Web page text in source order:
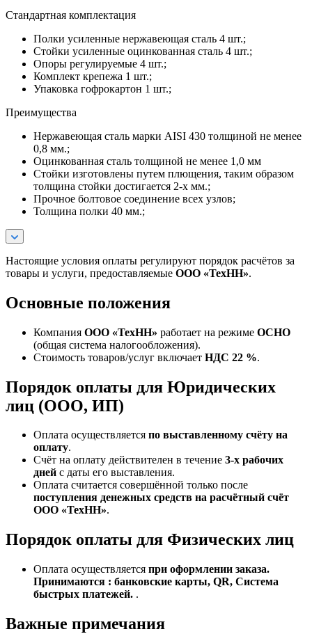
Стандартная комплектация
Полки усиленные нержавеющая сталь 4 шт.;
Стойки усиленные оцинкованная сталь 4 шт.;
Опоры регулируемые 4 шт.;
Комплект крепежа 1 шт.;
Упаковка гофрокартон 1 шт.;
Преимущества
Нержавеющая сталь марки AISI 430 толщиной не менее
0,8 мм.;
Оцинкованная сталь толщиной не менее 1,0 мм
Стойки изготовлены путем плющения, таким образом
толщина стойки достигается 2-х мм.;
Прочное болтовое соединение всех узлов;
Толщина полки 40 мм.;
Настоящие условия оплаты регулируют порядок расчётов за
товары и услуги, предоставляемые ООО «ТехНН».
Основные положения
Компания ООО «ТехНН» работает на режиме ОСНО
(общая система налогообложения).
Стоимость товаров/услуг включает НДС 22 %.
Порядок оплаты для Юридических
лиц (ООО, ИП)
Оплата осуществляется по выставленному счёту на
оплату.
Счёт на оплату действителен в течение 3‑х рабочих
дней с даты его выставления.
Оплата считается совершённой только после
поступления денежных средств на расчётный счёт
ООО «ТехНН».
Порядок оплаты для Физических лиц
Оплата осуществляется при оформлении заказа.
Принимаются : банковские карты, QR, Система
быстрых платежей. .
Важные примечания